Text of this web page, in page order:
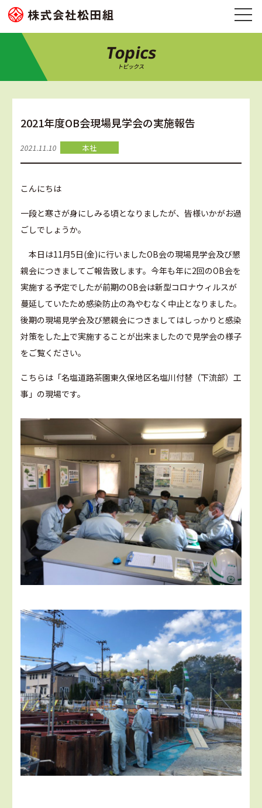
Topics
トピックス
2021年度OB会現場見学会の実施報告
2021.11.10 本社
こんにちは
一段と寒さが身にしみる頃となりましたが、皆様いかがお過
ごしでしょうか。
本日は11月5日(金)に行いましたOB会の現場見学会及び懇
親会につきましてご報告致します。今年も年に2回のOB会を
実施する予定でしたが前期のOB会は新型コロナウィルスが
蔓延していたため感染防止の為やむなく中止となりました。
後期の現場見学会及び懇親会につきましてはしっかりと感染
対策をした上で実施することが出来ましたので見学会の様子
をご覧ください。
こちらは「名塩道路茶園東久保地区名塩川付替（下流部）工
事」の現場です。